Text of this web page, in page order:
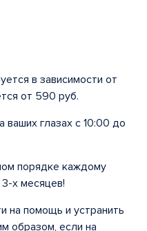
в зависимости от
от 590 руб.
ваших глазах с 10:00 до
порядке каждому
х месяцев!
на помощь и устранить
образом, если на